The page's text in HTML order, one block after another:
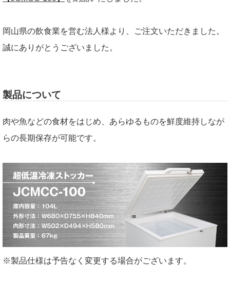
岡山県の飲食業を営む法人様より、ご注文いただきました。
誠にありがとうございました。
製品について
肉や魚などの食材をはじめ、あらゆるものを鮮度維持しなが
らの長期保存が可能です。
※製品仕様は予告なく変更する場合がございます。